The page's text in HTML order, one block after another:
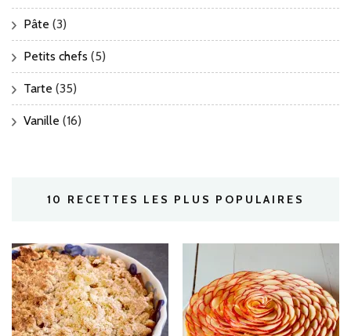
Pâte (3)
Petits chefs (5)
Tarte (35)
Vanille (16)
10 RECETTES LES PLUS POPULAIRES